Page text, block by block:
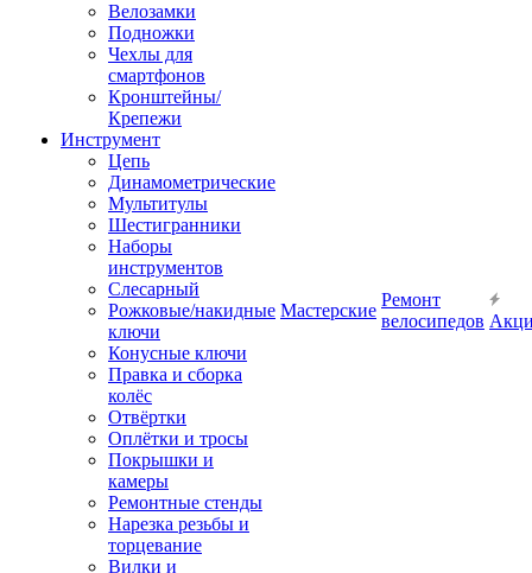
Велозамки
Подножки
Чехлы для
смартфонов
Кронштейны/
Крепежи
Инструмент
Цепь
Динамометрические
Мультитулы
Шестигранники
Наборы
инструментов
Слесарный
Рожковые/накидные
ключи
Конусные ключи
Правка и сборка
колёс
Отвёртки
Оплётки и тросы
Покрышки и
камеры
Ремонтные стенды
Нарезка резьбы и
торцевание
Вилки и
Мастерские
Ремонт
велосипедов